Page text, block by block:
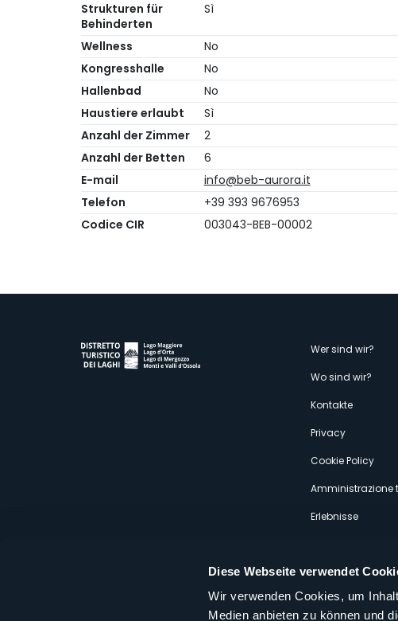
Diese Webseite verwendet
Wir verwenden Cookies, um
Medien anbieten zu können und
Strukturen für
Behinderten
Sì
Wellness
No
Kongresshalle
No
Hallenbad
No
Haustiere erlaubt
Sì
Anzahl der Zimmer
2
Anzahl der Betten
6
E-mail
info@beb-aurora.it
Telefon
+39 393 9676953
Codice CIR
003043-BEB-00002
Menù
Wer sind wir?
Wo sind wir?
Kontakte
Privacy
Cookie Policy
Amministrazione
Erlebnisse